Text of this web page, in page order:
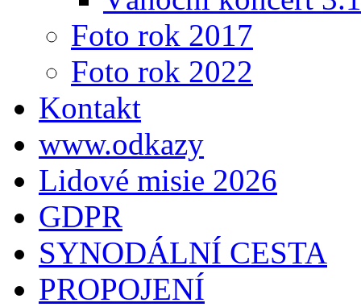
Foto rok 2017
Foto rok 2022
Kontakt
www.odkazy
Lidové misie 2026
GDPR
SYNODÁLNÍ CESTA
PROPOJENÍ